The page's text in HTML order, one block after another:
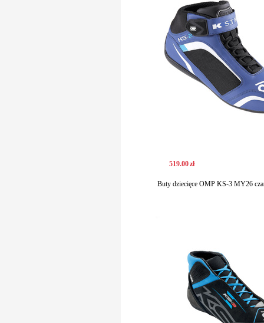
519.00zł
Buty dziecięce OMP KS-3 MY26